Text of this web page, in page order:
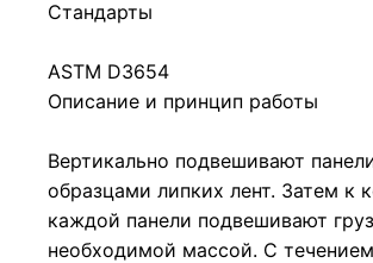
Стандарты
ASTM D3654
Описание и принцип работы
Вертикально подвешивают
образцами липких лент. Затем к
каждой панели подвешивают
необходимой массой. С